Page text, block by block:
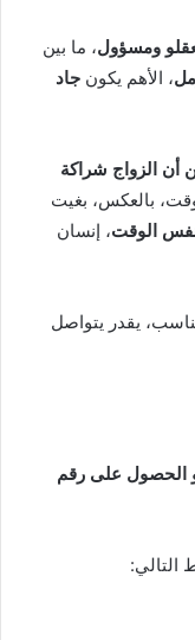
ومسؤول، ما بين
، الأهم يكون جاد
أن الزواج شراكة
بالعكس، بغيت
الوقت، إنسان
يقدر يتواصل
و الحصول على رقم
التالي: